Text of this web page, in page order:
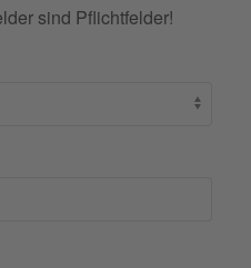
sind Pflichtfelder!